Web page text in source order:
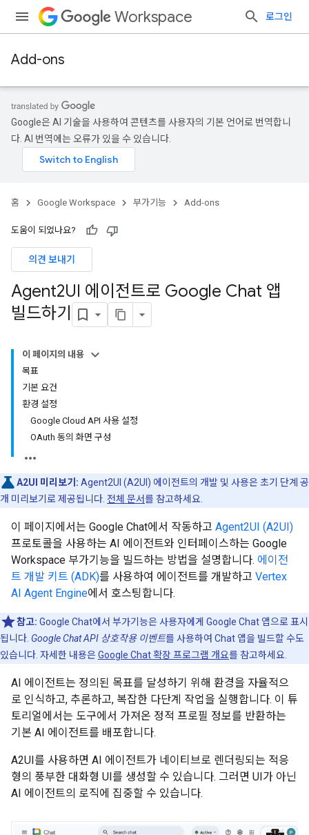
Workspace 로그인
Add-ons
Google은 AI 기술을 사용하여 콘텐츠를 사용자의 기본 언어로 번역합니
다. AI 번역에는 오류가 있을 수 있습니다.
홈 Google Workspace 부가기능 Add-ons
도움이 되었나요?
의견 보내기
Agent2UI 에이전트로 Google Chat 앱
빌드하기
이 페이지의 내용
목표
기본 요건
환경 설정
Google Cloud API 사용 설정
OAuth 동의 화면 구성
A2UI 미리보기: Agent2UI (A2UI) 에이전트의 개발 및 사용은 초기 단계 공
개 미리보기로 제공됩니다. 전체 문서를 참고하세요.
이 페이지에서는 Google Chat에서 작동하고 Agent2UI (A2UI)
프로토콜을 사용하는 AI 에이전트와 인터페이스하는 Google
Workspace 부가기능을 빌드하는 방법을 설명합니다. 에이전
트 개발 키트 (ADK)를 사용하여 에이전트를 개발하고 Vertex
AI Agent Engine에서 호스팅합니다.
참고: Google Chat에서 부가기능은 사용자에게 Google Chat 앱으로 표시
됩니다. Google Chat API 상호작용 이벤트를 사용하여 Chat 앱을 빌드할 수도
있습니다. 자세한 내용은Google Chat 확장 프로그램 개요를 참고하세요.
AI 에이전트는 정의된 목표를 달성하기 위해 환경을 자율적으
로 인식하고, 추론하고, 복잡한 다단계 작업을 실행합니다. 이 튜
토리얼에서는 도구에서 가져온 정적 프로필 정보를 반환하는
기본 AI 에이전트를 배포합니다.
A2UI를 사용하면 AI 에이전트가 네이티브로 렌더링되는 적응
형의 풍부한 대화형 UI를 생성할 수 있습니다. 그러면 UI가 아닌
AI 에이전트의 로직에 집중할 수 있습니다.